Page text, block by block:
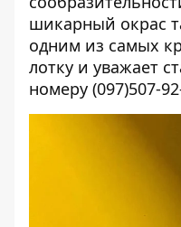
шикарный окрас
одним из самых
лотку и уважает
номеру (097)507-